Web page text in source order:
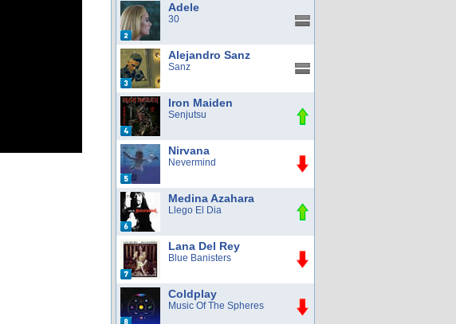
Adele
30
Alejandro Sanz
Sanz
Iron Maiden
Senjutsu
Nirvana
Nevermind
Medina Azahara
Llego El Dia
Lana Del Rey
Blue Banisters
Coldplay
Music Of The Spheres